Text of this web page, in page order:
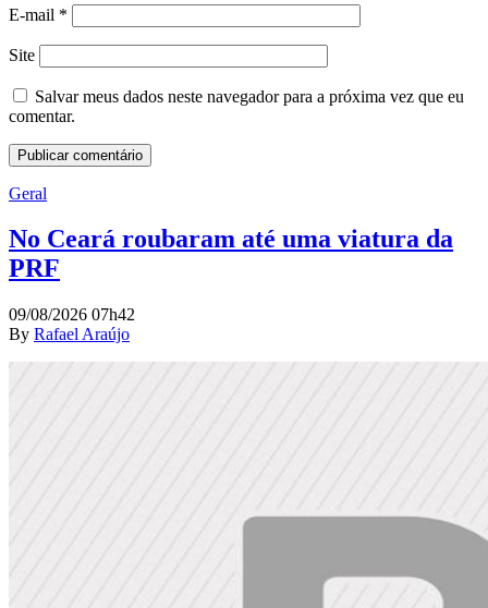
E-mail *
Site
Salvar meus dados neste navegador para a próxima vez que eu
comentar.
Geral
No Ceará roubaram até uma viatura da
PRF
09/08/2026 07h42
By Rafael Araújo